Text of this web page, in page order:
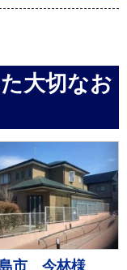
大切なお
市 今林様